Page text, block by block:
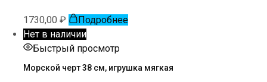
1730,00 ₽
Подробнее
Нет в наличии
Быстрый просмотр
Морской черт 38 см, игрушка мягкая